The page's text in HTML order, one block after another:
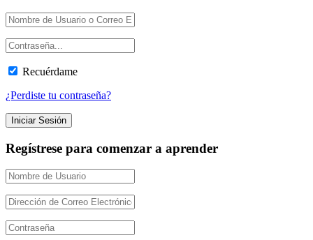
Recuérdame
¿Perdiste tu contraseña?
Regístrese para comenzar a aprender